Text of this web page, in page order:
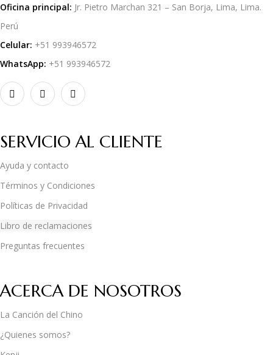
Oficina principal: Jr. Pietro Marchan 321 – San Borja, Lima, Lima.
Perú
Celular: +51 993946572
WhatsApp: +51 993946572
SERVICIO AL CLIENTE
Ayuda y contacto
Términos y Condiciones
Políticas de Privacidad
Libro de reclamaciones
Preguntas frecuentes
ACERCA DE NOSOTROS
La Canción del Chino
¿Quienes somos?